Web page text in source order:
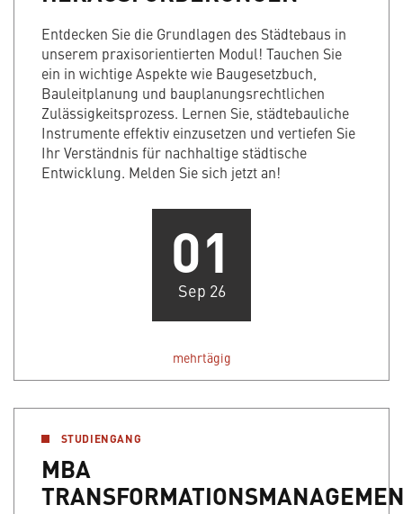
Entdecken Sie die Grundlagen des Städtebaus in
unserem praxisorientierten Modul! Tauchen Sie
ein in wichtige Aspekte wie Baugesetzbuch,
Bauleitplanung und bauplanungsrechtlichen
Zulässigkeitsprozess. Lernen Sie, städtebauliche
Instrumente effektiv einzusetzen und vertiefen Sie
Ihr Verständnis für nachhaltige städtische
Entwicklung. Melden Sie sich jetzt an!
01
Sep 26
mehrtägig
STUDIENGANG
MBA